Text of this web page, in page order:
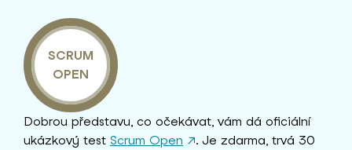
SCRUM
OPEN
Dobrou představu, co očekávat, vám dá oficiální
ukázkový test Scrum Open ↗. Je zdarma, trvá 30